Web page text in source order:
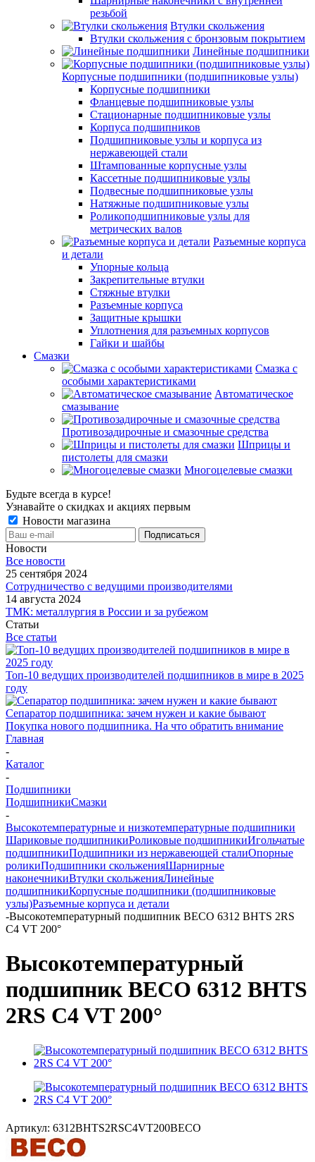
резьбой
Втулки скольжения
Втулки скольжения с бронзовым покрытием
Линейные подшипники
Корпусные подшипники (подшипниковые узлы)
Корпусные подшипники
Фланцевые подшипниковые узлы
Стационарные подшипниковые узлы
Корпуса подшипников
Подшипниковые узлы и корпуса из
нержавеющей стали
Штампованные корпусные узлы
Кассетные подшипниковые узлы
Подвесные подшипниковые узлы
Натяжные подшипниковые узлы
Роликоподшипниковые узлы для
метрических валов
Разъемные корпуса
и детали
Упорные кольца
Закрепительные втулки
Стяжные втулки
Разъемные корпуса
Защитные крышки
Уплотнения для разъемных корпусов
Гайки и шайбы
Смазки
Смазка с
особыми характеристиками
Автоматическое
смазывание
Противозадирочные и смазочные средства
Шприцы и
пистолеты для смазки
Многоцелевые смазки
Будьте всегда в курсе!
Узнавайте о скидках и акциях первым
Новости магазина
Новости
Все новости
25 сентября 2024
Сотрудничество с ведущими производителями
14 августа 2024
ТМК: металлургия в России и за рубежом
Статьи
Все статьи
Топ-10 ведущих производителей подшипников в мире в 2025
году
Сепаратор подшипника: зачем нужен и какие бывают
Покупка нового подшипника. На что обратить внимание
Главная
-
Каталог
-
Подшипники
ПодшипникиСмазки
-
Высокотемпературные и низкотемпературные подшипники
Шариковые подшипникиРоликовые подшипникиИгольчатые
подшипникиПодшипники из нержавеющей сталиОпорные
роликиПодшипники скольженияШарнирные
наконечникиВтулки скольженияЛинейные
подшипникиКорпусные подшипники (подшипниковые
узлы)Разъемные корпуса и детали
-Высокотемпературный подшипник BECO 6312 BHTS 2RS
C4 VT 200°
Высокотемпературный
подшипник BECO 6312 BHTS
2RS C4 VT 200°
Артикул: 6312BHTS2RSC4VT200BECO